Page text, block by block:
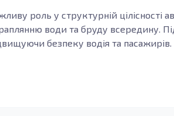
роль у структурній цілісності
води та бруду всередину.
безпеку водія та пасажирів.
які зазнають впливу вологи та